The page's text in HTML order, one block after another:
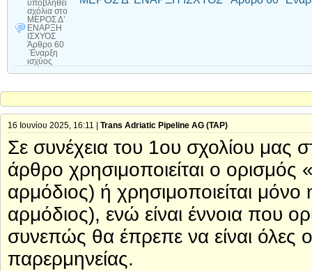
υποβληθεί
σχόλια στο
ΜΕΡΟΣ Δ’
ΕΝΑΡΞΗ
ΙΣΧΥΟΣ
Άρθρο 60
Έναρξη
ισχύος
16 Ιουνίου 2025, 16:11 | Trans Adriatic Pipeline AG (TAP)
Σε συνέχεια του 1ου σχολίου μας
άρθρο χρησιμοποιείται ο ορισμός
αρμόδιος) ή χρησιμοποιείται μόνο
αρμόδιος), ενώ είναι έννοια που
συνεπώς θα έπρεπε να είναι όλες
παρερμηνείας.